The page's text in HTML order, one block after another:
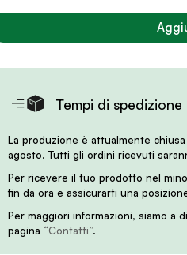
era:
è:
Tempi di spedizione
La produzione è attualmente
agosto. Tutti gli ordini ricevuti
Per ricevere il tuo prodotto nel
fin da ora e assicurarti una
Per maggiori informazioni, siamo a
pagina “Contatti”.